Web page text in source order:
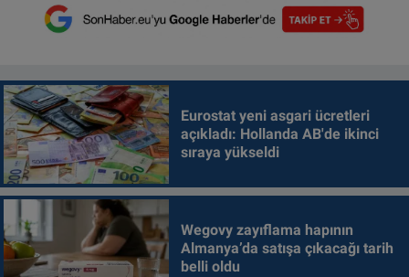
Eurostat yeni asgari ücretleri
açıkladı: Hollanda AB'de ikinci
sıraya yükseldi
Wegovy zayıflama hapının
Almanya’da satışa çıkacağı tarih
belli oldu